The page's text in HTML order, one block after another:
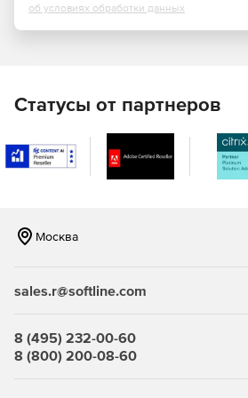
антивирусного ПО, соблюдение
антивирусной защиты, о статусе
статистике вирусных инцидентов.
Управление съемными
приложений на компьютерах
и оповещения. eScan
инцидентах. Такие события, как
приложений, USB/Flash-устройств
об условиях обработки данных
Статусы от партнеров
Москва
sales.r@softline.com
8 (495) 232-00-60
8 (800) 200-08-60